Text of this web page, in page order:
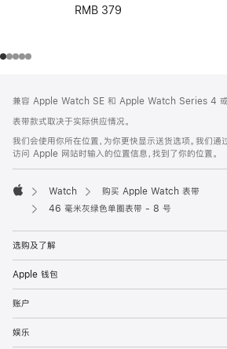
RMB 379
页
页
脚
注
兼容 Apple Watch SE 和 Apple Watch Series 4 或
表带款式取决于实际供应情况。
我们会使用你所在位置，为你更快显示送货选项。我们通
访问 Apple 网站时输入的位置信息，找到了你的位置。
Apple
Watch
购买 Apple Watch 表带
46 毫米灰绿色单圈表带 - 8 号
选购及了解
Apple 钱包
账户
娱乐